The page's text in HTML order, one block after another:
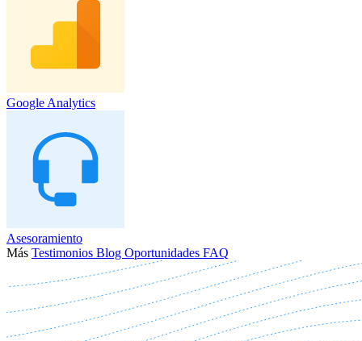
Google Analytics
Asesoramiento
Más Testimonios Blog Oportunidades FAQ